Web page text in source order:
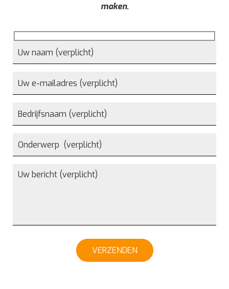
maken.
VERZENDEN